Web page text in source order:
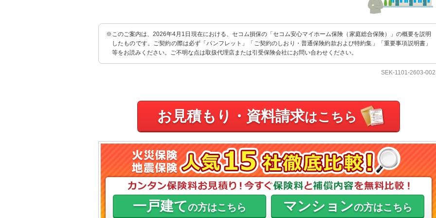
※このご案内は、2026年4月1日現在における、セコム損保の「セコム安心マイホーム保険（家庭総合保険）」の概要を説明
したものです。ご契約の際は必ず「パンフレット」「ご契約のしおり・普通保険約款および特約集」「重要事項説明書」
等をお読みください。ご不明な点は取扱代理店または引受保険会社にお問い合わせください。
SEK-1101-2603-
お見積もり・資料請求はこちら
一戸建ての方はこちら マンションの方はこちら